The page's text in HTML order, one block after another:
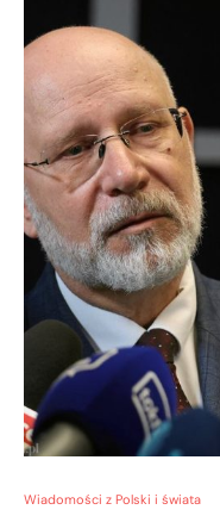
Wiadomości z Polski i świata